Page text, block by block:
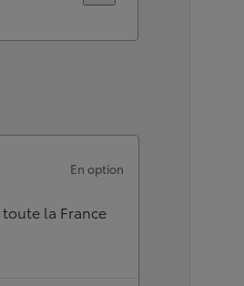
En option
la France